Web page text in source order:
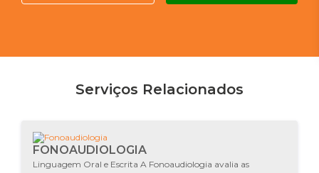
Serviços Relacionados
FONOAUDIOLOGIA
Linguagem Oral e Escrita A Fonoaudiologia avalia as